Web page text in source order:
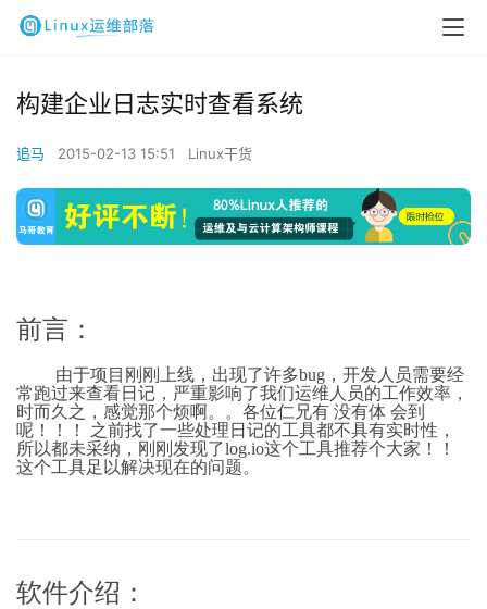
构建企业日志实时查看系统
追马 2015-02-13 15:51 Linux干货
前言：
由于项目刚刚上线，出现了许多bug，开发人员需要经
常跑过来查看日记，严重影响了我们运维人员的工作效率，
时而久之，感觉那个烦啊。。各位仁兄有 没有体 会到
呢！！！ 之前找了一些处理日记的工具都不具有实时性，
所以都未采纳，刚刚发现了log.io这个工具推荐个大家！！
这个工具足以解决现在的问题。
软件介绍：